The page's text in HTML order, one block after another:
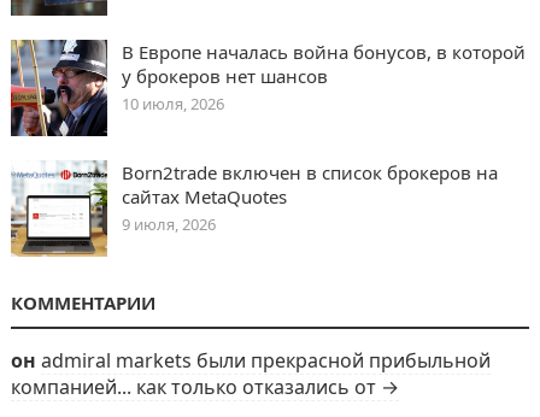
В Европе началась война бонусов, в которой
у брокеров нет шансов
10 июля, 2026
Born2trade включен в список брокеров на
сайтах MetaQuotes
9 июля, 2026
КОММЕНТАРИИ
он admiral markets были прекрасной прибыльной
компанией... как только отказались от →